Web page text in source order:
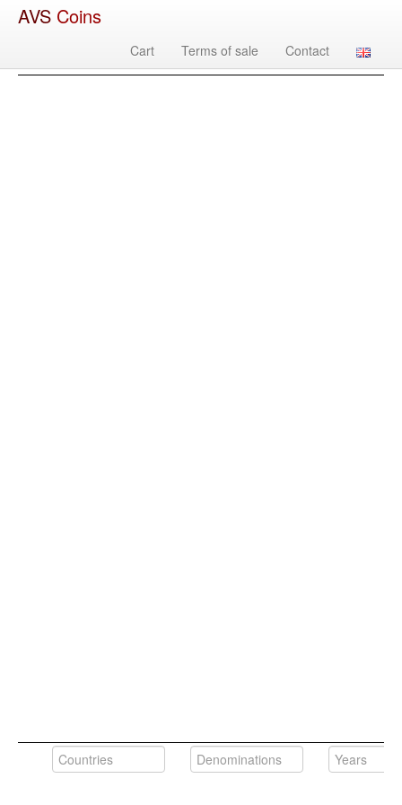
AVS Coins
Cart Terms of sale Contact
Country Denomination Year